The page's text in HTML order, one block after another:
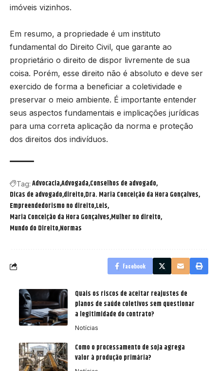
imóveis vizinhos.
Em resumo, a propriedade é um instituto
fundamental do Direito Civil, que garante ao
proprietário o direito de dispor livremente de sua
coisa. Porém, esse direito não é absoluto e deve ser
exercido de forma a beneficiar a coletividade e
preservar o meio ambiente. É importante entender
seus aspectos fundamentais e implicações jurídicas
para uma correta aplicação da norma e proteção
dos direitos dos indivíduos.
Tag: AdvocaciaAdvogada Conselhos de advogado
Dicas de advogado direito Dra. Maria Conceição da Hora Gonçalves
Empreendedorismo no direito Leis
Maria Conceição da Hora Gonçalves Mulher no direito
Mundo do Direito Normas
Facebook
Quais os riscos de aceitar reajustes de
planos de saúde coletivos sem questionar
a legitimidade do contrato?
Notícias
Como o processamento de soja agrega
valor à produção primária?